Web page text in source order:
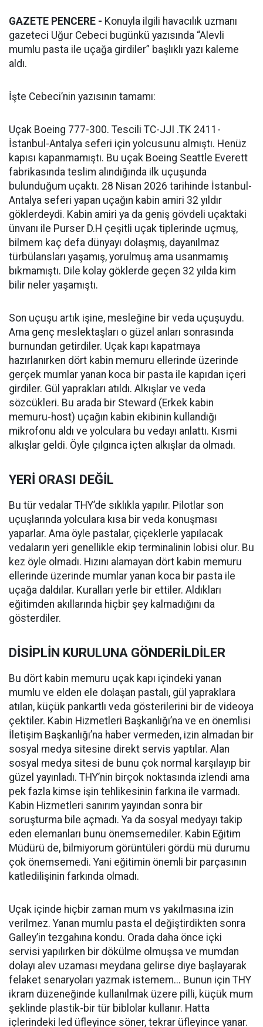
GAZETE PENCERE - Konuyla ilgili havacılık uzmanı
gazeteci Uğur Cebeci bugünkü yazısında “Alevli
mumlu pasta ile uçağa girdiler” başlıklı yazı kaleme
aldı.
İşte Cebeci’nin yazısının tamamı:
Uçak Boeing 777-300. Tescili TC-JJI .TK 2411-
İstanbul-Antalya seferi için yolcusunu almıştı. Henüz
kapısı kapanmamıştı. Bu uçak Boeing Seattle Everett
fabrikasında teslim alındığında ilk uçuşunda
bulunduğum uçaktı. 28 Nisan 2026 tarihinde İstanbul-
Antalya seferi yapan uçağın kabin amiri 32 yıldır
göklerdeydi. Kabin amiri ya da geniş gövdeli uçaktaki
ünvanı ile Purser D.H çeşitli uçak tiplerinde uçmuş,
bilmem kaç defa dünyayı dolaşmış, dayanılmaz
türbülansları yaşamış, yorulmuş ama usanmamış
bıkmamıştı. Dile kolay göklerde geçen 32 yılda kim
bilir neler yaşamıştı.
Son uçuşu artık işine, mesleğine bir veda uçuşuydu.
Ama genç meslektaşları o güzel anları sonrasında
burnundan getirdiler. Uçak kapı kapatmaya
hazırlanırken dört kabin memuru ellerinde üzerinde
gerçek mumlar yanan koca bir pasta ile kapıdan içeri
girdiler. Gül yaprakları atıldı. Alkışlar ve veda
sözcükleri. Bu arada bir Steward (Erkek kabin
memuru-host) uçağın kabin ekibinin kullandığı
mikrofonu aldı ve yolculara bu vedayı anlattı. Kısmi
alkışlar geldi. Öyle çılgınca içten alkışlar da olmadı.
YERİ ORASI DEĞİL
Bu tür vedalar THY’de sıklıkla yapılır. Pilotlar son
uçuşlarında yolculara kısa bir veda konuşması
yaparlar. Ama öyle pastalar, çiçeklerle yapılacak
vedaların yeri genellikle ekip terminalinin lobisi olur. Bu
kez öyle olmadı. Hızını alamayan dört kabin memuru
ellerinde üzerinde mumlar yanan koca bir pasta ile
uçağa daldılar. Kuralları yerle bir ettiler. Aldıkları
eğitimden akıllarında hiçbir şey kalmadığını da
gösterdiler.
DİSİPLİN KURULUNA GÖNDERİLDİLER
Bu dört kabin memuru uçak kapı içindeki yanan
mumlu ve elden ele dolaşan pastalı, gül yapraklara
atılan, küçük pankartlı veda gösterilerini bir de videoya
çektiler. Kabin Hizmetleri Başkanlığı’na ve en önemlisi
İletişim Başkanlığı’na haber vermeden, izin almadan bir
sosyal medya sitesine direkt servis yaptılar. Alan
sosyal medya sitesi de bunu çok normal karşılayıp bir
güzel yayınladı. THY’nin birçok noktasında izlendi ama
pek fazla kimse işin tehlikesinin farkına ile varmadı.
Kabin Hizmetleri sanırım yayından sonra bir
soruşturma bile açmadı. Ya da sosyal medyayı takip
eden elemanları bunu önemsemediler. Kabin Eğitim
Müdürü de, bilmiyorum görüntüleri gördü mü durumu
çok önemsemedi. Yani eğitimin önemli bir parçasının
katledilişinin farkında olmadı.
Uçak içinde hiçbir zaman mum vs yakılmasına izin
verilmez. Yanan mumlu pasta el değiştirdikten sonra
Galley’in tezgahına kondu. Orada daha önce içki
servisi yapılırken bir dökülme olmuşsa ve mumdan
dolayı alev uzaması meydana gelirse diye başlayarak
felaket senaryoları yazmak istemem... Bunun için THY
ikram düzeneğinde kullanılmak üzere pilli, küçük mum
şeklinde plastik-bir tür biblolar kullanır. Hatta
içlerindeki led üfleyince söner, tekrar üfleyince yanar.